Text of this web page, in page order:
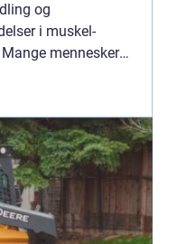
og
i muskel-
mennesker
...